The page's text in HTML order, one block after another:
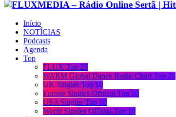
Início
NOTÍCIAS
Podcasts
Agenda
Top
FLUX Top 25
WARM Global Dance Radio Chart Top 20
UK Singles Top 10
Europe Singles Official Top 10
USA Singles Top 10
World Singles Official Top 10